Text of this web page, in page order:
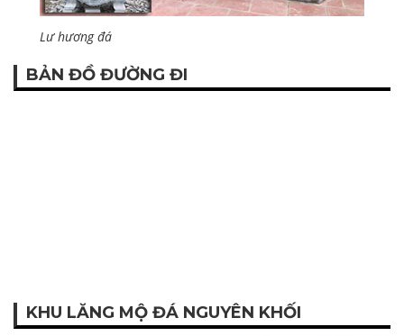
Lư hương đá
BẢN ĐỒ ĐƯỜNG ĐI
KHU LĂNG MỘ ĐÁ NGUYÊN KHỐI